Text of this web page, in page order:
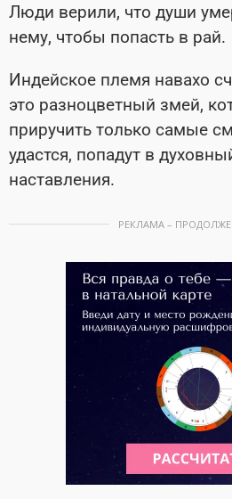
Люди верили, что души
нему, чтобы попасть в рай.
Индейское племя навахо
это разноцветный змей,
приручить только самые
удастся, попадут в
наставления.
РЕКЛАМА –